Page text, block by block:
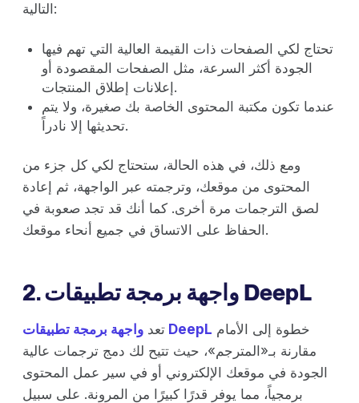
التالية:
تحتاج لكي الصفحات ذات القيمة العالية التي تهم فيها
الجودة أكثر السرعة، مثل الصفحات المقصودة أو
إعلانات إطلاق المنتجات.
عندما تكون مكتبة المحتوى الخاصة بك صغيرة، ولا يتم
تحديثها إلا نادراً.
ومع ذلك، في هذه الحالة، ستحتاج لكي كل جزء من
المحتوى من موقعك، وترجمته عبر الواجهة، ثم إعادة
لصق الترجمات مرة أخرى. كما أنك قد تجد صعوبة في
الحفاظ على الاتساق في جميع أنحاء موقعك.
2. واجهة برمجة تطبيقات DeepL
تعد واجهة برمجة تطبيقات DeepL
مقارنة بـ«المترجم»، حيث تتيح لك دمج ترجمات عالية
الجودة في موقعك الإلكتروني أو في سير عمل المحتوى
برمجياً، مما يوفر قدرًا كبيرًا من المرونة. على سبيل